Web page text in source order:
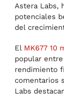
Astera Labs,
potenciales
del
El MK677 10
popular
rendimiento
comentarios
Labs